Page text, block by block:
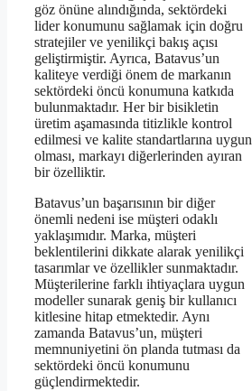
göz önüne alındığında, sektördeki
lider konumunu sağlamak için doğru
stratejiler ve yenilikçi bakış açısı
geliştirmiştir. Ayrıca, Batavus’un
kaliteye verdiği önem de markanın
sektördeki öncü konumuna katkıda
bulunmaktadır. Her bir bisikletin
üretim aşamasında titizlikle kontrol
edilmesi ve kalite standartlarına uygun
olması, markayı diğerlerinden ayıran
bir özelliktir.
Batavus’un başarısının bir diğer
önemli nedeni ise müşteri odaklı
yaklaşımıdır. Marka, müşteri
beklentilerini dikkate alarak yenilikçi
tasarımlar ve özellikler sunmaktadır.
Müşterilerine farklı ihtiyaçlara uygun
modeller sunarak geniş bir kullanıcı
kitlesine hitap etmektedir. Aynı
zamanda Batavus’un, müşteri
memnuniyetini ön planda tutması da
sektördeki öncü konumunu
güçlendirmektedir.